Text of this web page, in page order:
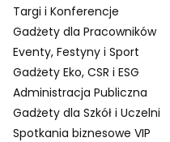
Targi i Konferencje
Gadżety dla Pracowników
Eventy, Festyny i Sport
Gadżety Eko, CSR i ESG
Administracja Publiczna
Gadżety dla Szkół i Uczelni
Spotkania biznesowe VIP